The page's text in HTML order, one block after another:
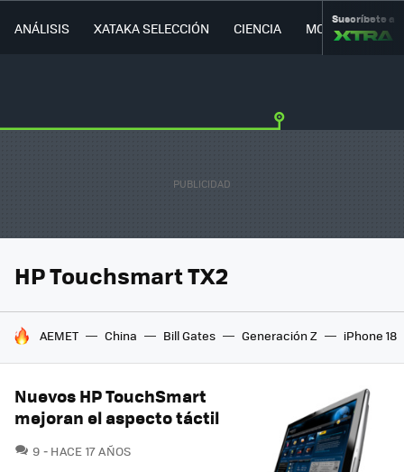
ANÁLISIS XATAKA SELECCIÓN CIENCIA MOVILIDAD
Suscríbete a
HP Touchsmart TX2
HOY SE HABLA DE
AEMET China Bill Gates Generación Z iPhone 18
Nuevos HP TouchSmart
mejoran el aspecto táctil
9 COMENTARIOS
HACE 17 AÑOS